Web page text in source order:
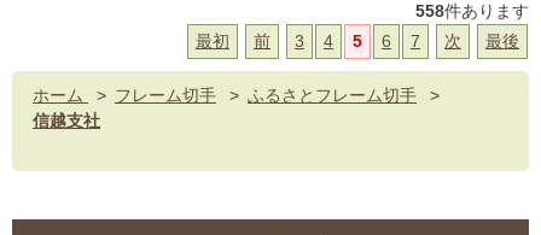
558件あります
最初
前 3 4 5 6 7 次 最後
ホーム > フレーム切手 > ふるさとフレーム切手
>
信越支社